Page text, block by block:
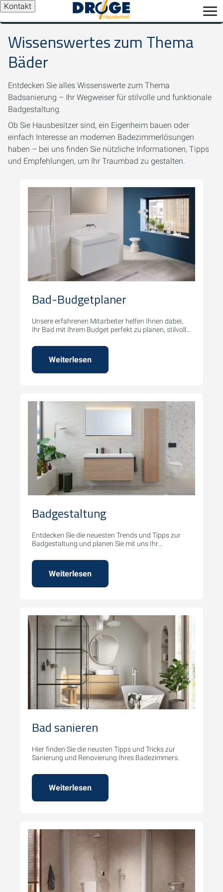
Kontakt
Wissenswertes zum Thema
Bäder
Entdecken Sie alles Wissenswerte zum Thema
Badsanierung – Ihr Wegweiser für stilvolle und funktionale
Badgestaltung.
Ob Sie Hausbesitzer sind, ein Eigenheim bauen oder
einfach Interesse an modernen Badezimmerlösungen
haben – bei uns finden Sie nützliche Informationen, Tipps
und Empfehlungen, um Ihr Traumbad zu gestalten.
Bad-Budgetplaner
Unsere erfahrenen Mitarbeiter helfen Ihnen dabei,
Ihr Bad mit Ihrem Budget perfekt zu planen, stilvoll
Weiterlesen
Badgestaltung
Entdecken Sie die neuesten Trends und Tipps zur
Badgestaltung und planen Sie mit uns Ihr
Weiterlesen
Bad sanieren
Hier finden Sie die neusten Tipps und Tricks zur
Sanierung und Renovierung Ihres Badezimmers.
Weiterlesen